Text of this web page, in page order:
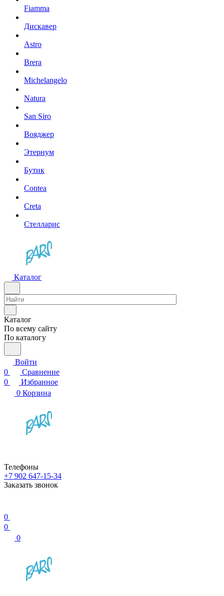
Fiamma
Дискавер
Astro
Brera
Michelangelo
Natura
San Siro
Вояджер
Этернум
Бутик
Contea
Creta
Стелларис
Каталог
Каталог
По всему сайту
По каталогу
Войти
0
Сравнение
0
Избранное
0 Корзина
Телефоны
+7 902 647-15-34
Заказать звонок
0
0
0